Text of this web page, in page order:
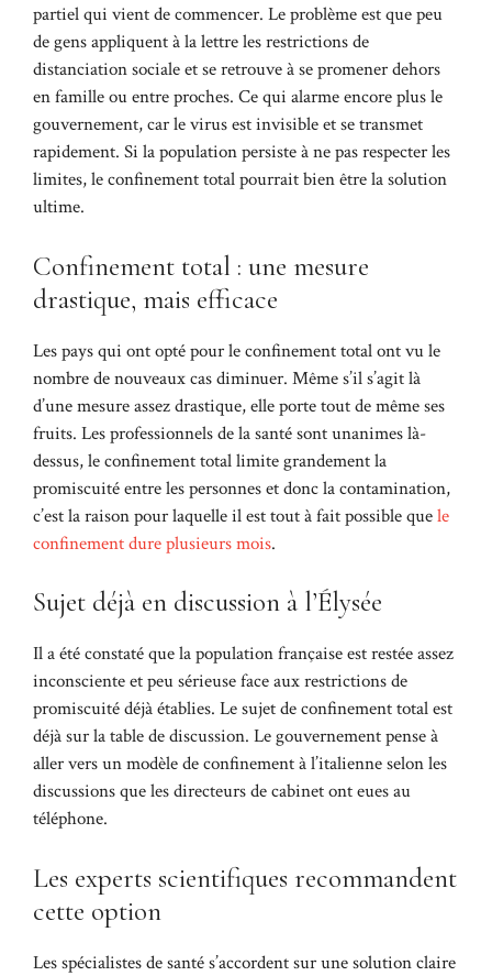
partiel qui vient de commencer. Le problème est que peu
de gens appliquent à la lettre les restrictions de
distanciation sociale et se retrouve à se promener dehors
en famille ou entre proches. Ce qui alarme encore plus le
gouvernement, car le virus est invisible et se transmet
rapidement. Si la population persiste à ne pas respecter les
limites, le confinement total pourrait bien être la solution
ultime.
Confinement total : une mesure
drastique, mais efficace
Les pays qui ont opté pour le confinement total ont vu le
nombre de nouveaux cas diminuer. Même s’il s’agit là
d’une mesure assez drastique, elle porte tout de même ses
fruits. Les professionnels de la santé sont unanimes là-
dessus, le confinement total limite grandement la
promiscuité entre les personnes et donc la contamination,
c’est la raison pour laquelle il est tout à fait possible quele
confinement dure plusieurs mois.
Sujet déjà en discussion à l’Élysée
Il a été constaté que la population française est restée assez
inconsciente et peu sérieuse face aux restrictions de
promiscuité déjà établies. Le sujet de confinement total est
déjà sur la table de discussion. Le gouvernement pense à
aller vers un modèle de confinement à l’italienne selon les
discussions que les directeurs de cabinet ont eues au
téléphone.
Les experts scientifiques recommandent
cette option
Les spécialistes de santé s’accordent sur une solution claire